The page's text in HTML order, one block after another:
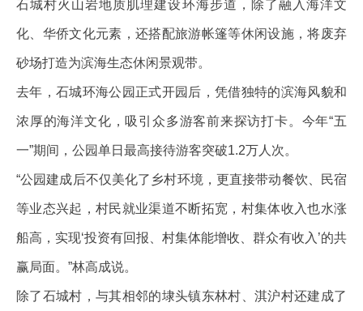
石城村火山岩地质肌理建设环海步道，除了融入海洋文
化、华侨文化元素，还搭配旅游帐篷等休闲设施，将废弃
砂场打造为滨海生态休闲景观带。
去年，石城环海公园正式开园后，凭借独特的滨海风貌和
浓厚的海洋文化，吸引众多游客前来探访打卡。今年“五
一”期间，公园单日最高接待游客突破1.2万人次。
“公园建成后不仅美化了乡村环境，更直接带动餐饮、民宿
等业态兴起，村民就业渠道不断拓宽，村集体收入也水涨
船高，实现‘投资有回报、村集体能增收、群众有收入’的共
赢局面。”林高成说。
除了石城村，与其相邻的埭头镇东林村、淇沪村还建成了